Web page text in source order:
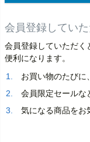
会員登録してい
会員登録していただく
便利になります。
お買い物のたびに
会員限定セールな
気になる商品をお